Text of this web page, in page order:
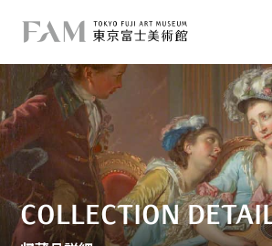
COLLECTION